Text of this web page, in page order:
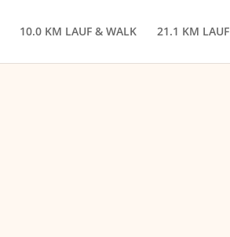
10.0 KM LAUF & WALK 21.1 KM LAUF